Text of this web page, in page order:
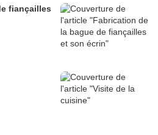
fiançailles